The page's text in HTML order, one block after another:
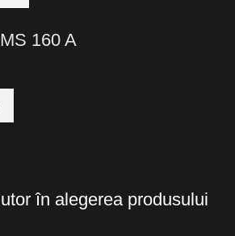
160 A
în alegerea produsului